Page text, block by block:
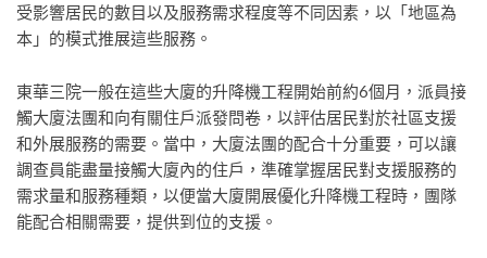
受影響居民的數目以及服務需求程度等不同因素，以「地區為
本」的模式推展這些服務。
東華三院一般在這些大廈的升降機工程開始前約6個月，派員接
觸大廈法團和向有關住戶派發問卷，以評估居民對於社區支援
和外展服務的需要。當中，大廈法團的配合十分重要，可以讓
調查員能盡量接觸大廈內的住戶，準確掌握居民對支援服務的
需求量和服務種類，以便當大廈開展優化升降機工程時，團隊
能配合相關需要，提供到位的支援。